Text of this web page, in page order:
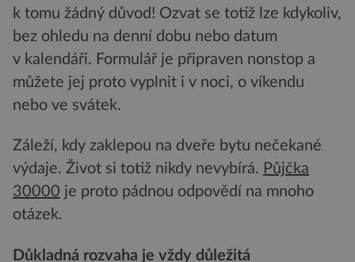
k tomu žádný důvod! Ozvat se totiž lze kdykoliv,
bez ohledu na denní dobu nebo datum
v kalendáři. Formulář je připraven nonstop a
můžete jej proto vyplnit i v noci, o víkendu
nebo ve svátek.
Záleží, kdy zaklepou na dveře bytu nečekané
výdaje. Život si totiž nikdy nevybírá. Půjčka
30000 je proto pádnou odpovědí na mnoho
otázek.
Důkladná rozvaha je vždy důležitá